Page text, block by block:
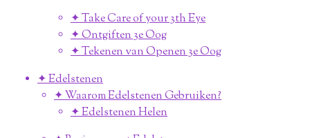
✦ Take Care of your 3th Eye
✦ Ontgiften 3e Oog
✦ Tekenen van Openen 3e Oog
✦ Edelstenen
✦ Waarom Edelstenen Gebruiken?
✦ Edelstenen Helen